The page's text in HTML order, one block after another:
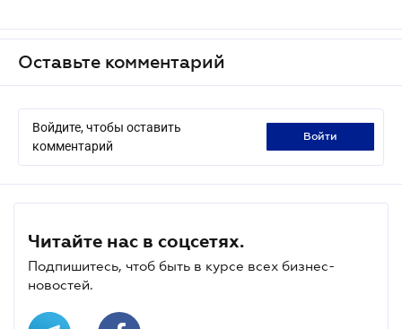
Оставьте комментарий
Войдите, чтобы оставить
комментарий
войти
Читайте нас в соцсетях.
Подпишитесь, чтоб быть в курсе всех бизнес-
новостей.